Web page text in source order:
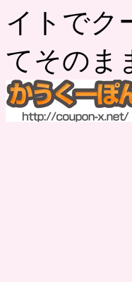
イトでク
てそのま